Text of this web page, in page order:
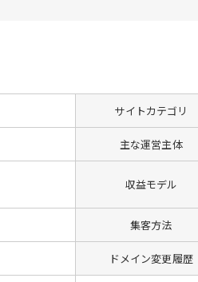
サイトカテゴリ
主な運営主体
収益モデル
集客方法
ドメイン変更履歴